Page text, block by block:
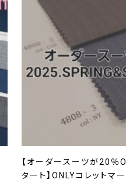
【オーダースーツが20％
タート】ONLYコレットマ